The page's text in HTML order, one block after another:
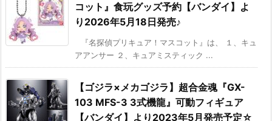
コット』食玩グッズ予約【バンダイ】よ
り2026年5月18日発売♪
『名探偵プリキュア！マスコット』は、 １、キュ
アアンサー ２、キュアミスティック ...
【ゴジラ×メカゴジラ】超合金魂『GX-
103 MFS-3 3式機龍』可動フィギュア
【バンダイ】より2023年5月発売予定☆